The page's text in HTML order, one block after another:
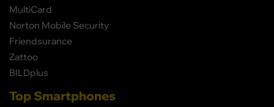
MultiCard
Norton Mobile Security
Friendsurance
Zattoo
BILDplus
Top Smartphones